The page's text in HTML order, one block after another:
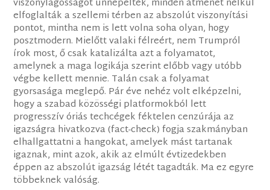
viszonylagosságot ünnepelték, minden átmenet nélkül
elfoglalták a szellemi térben az abszolút viszonyítási
pontot, mintha nem is lett volna soha olyan, hogy
posztmodern. Mielőtt valaki félreért, nem Trumpról
írok most, ő csak katalizálta azt a folyamatot,
amelynek a maga logikája szerint előbb vagy utóbb
végbe kellett mennie. Talán csak a folyamat
gyorsasága meglepő. Pár éve nehéz volt elképzelni,
hogy a szabad közösségi platformokból lett
progresszív óriás techcégek féktelen cenzúrája az
igazságra hivatkozva (fact-check) fogja szakmányban
elhallgattatni a hangokat, amelyek mást tartanak
igaznak, mint azok, akik az elmúlt évtizedekben
éppen az abszolút igazság létét tagadták. Ma ez egyre
többeknek valóság.